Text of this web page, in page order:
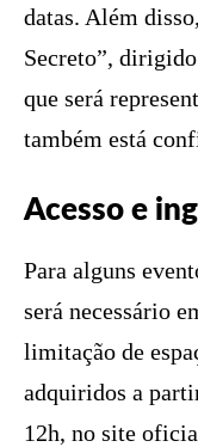
datas. Além
Secreto”,
que será
também está
Acesso e
Para alguns
será necessário
limitação de
adquiridos a
12h, no site